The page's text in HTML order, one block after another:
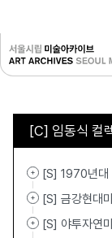
[C] 임동식 컬
[S] 1970년대
[S] 금강현대
[S] 야투자연